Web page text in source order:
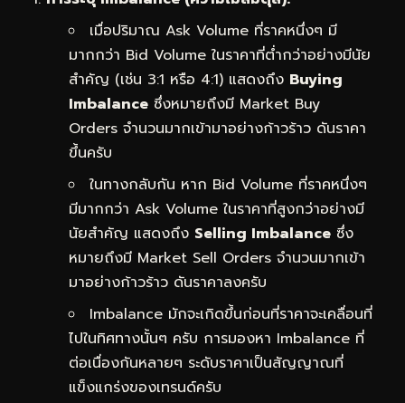
เมื่อปริมาณ Ask Volume ที่ราคหนึ่งๆ มี
มากกว่า Bid Volume ในราคาที่ต่ำกว่าอย่างมีนัย
สำคัญ (เช่น 3:1 หรือ 4:1) แสดงถึง Buying
Imbalance ซึ่งหมายถึงมี Market Buy
Orders จำนวนมากเข้ามาอย่างก้าวร้าว ดันราคา
ขึ้นครับ
ในทางกลับกัน หาก Bid Volume ที่ราคหนึ่งๆ
มีมากกว่า Ask Volume ในราคาที่สูงกว่าอย่างมี
นัยสำคัญ แสดงถึง Selling Imbalance ซึ่ง
หมายถึงมี Market Sell Orders จำนวนมากเข้า
มาอย่างก้าวร้าว ดันราคาลงครับ
Imbalance มักจะเกิดขึ้นก่อนที่ราคาจะเคลื่อนที่
ไปในทิศทางนั้นๆ ครับ การมองหา Imbalance ที่
ต่อเนื่องกันหลายๆ ระดับราคาเป็นสัญญาณที่
แข็งแกร่งของเทรนด์ครับ